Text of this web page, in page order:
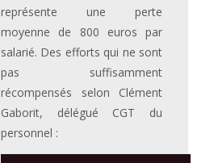
représente une perte
moyenne de 800 euros par
salarié. Des efforts qui ne sont
pas suffisamment
récompensés selon Clément
Gaborit, délégué CGT du
personnel :